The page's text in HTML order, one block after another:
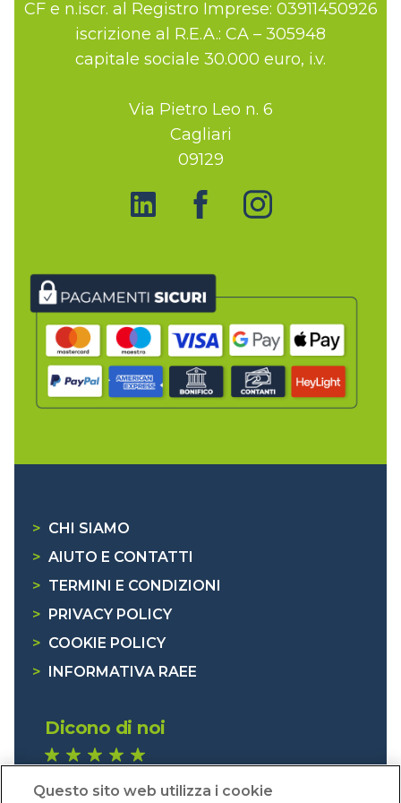
CF e n.iscr. al Registro Imprese: 03911450926
iscrizione al R.E.A.: CA – 305948
capitale sociale 30.000 euro, i.v.
Via Pietro Leo n. 6
Cagliari
09129
> CHI SIAMO
> AIUTO E CONTATTI
> TERMINI E CONDIZIONI
>
PRIVACY POLICY
> COOKIE POLICY
>
INFORMATIVA RAEE
Dicono di noi
Eccellente (4,8)
Questo sito web utilizza i cookie